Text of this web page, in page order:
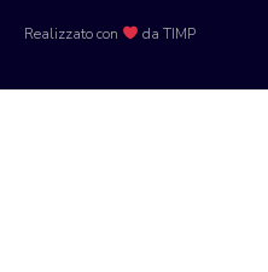
Realizzato con da TIMP